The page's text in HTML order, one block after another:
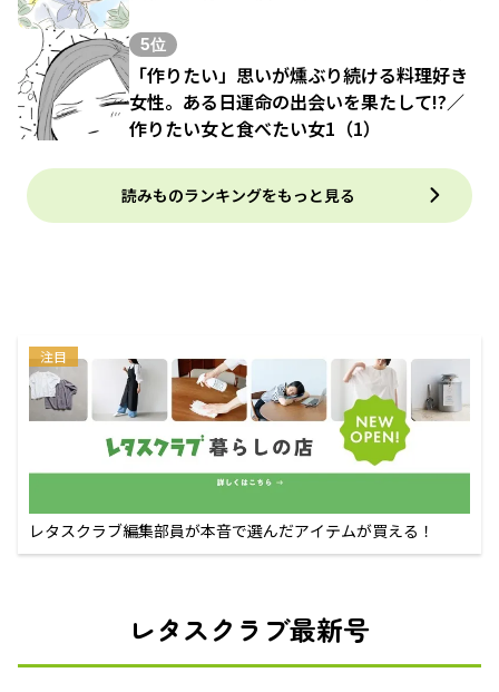
5位
「作りたい」思いが燻ぶり続ける料理好き
女性。ある日運命の出会いを果たして!?／
作りたい女と食べたい女1（1）
読みものランキングをもっと見る
注目
レタスクラブ編集部員が本音で選んだアイテムが買える！
レタスクラブ最新号